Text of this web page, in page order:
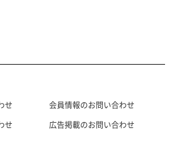
せ
せ
会員情報のお問い合わせ
広告掲載のお問い合わせ